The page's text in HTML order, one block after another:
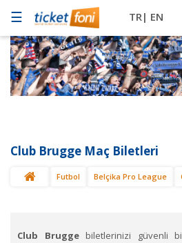
☰ TR| EN
Futbol
Basketbol
Mekanlar
Diğer
SAT
Club Brugge Maç Biletleri
Futbol Belçika Pro League
Club Brugge biletlerinizi güvenli